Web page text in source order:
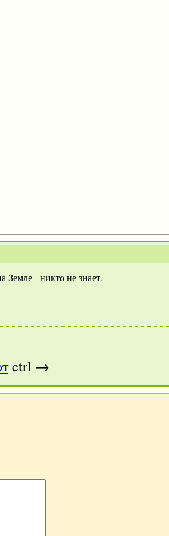
Земле - никто не знает.
ctrl →